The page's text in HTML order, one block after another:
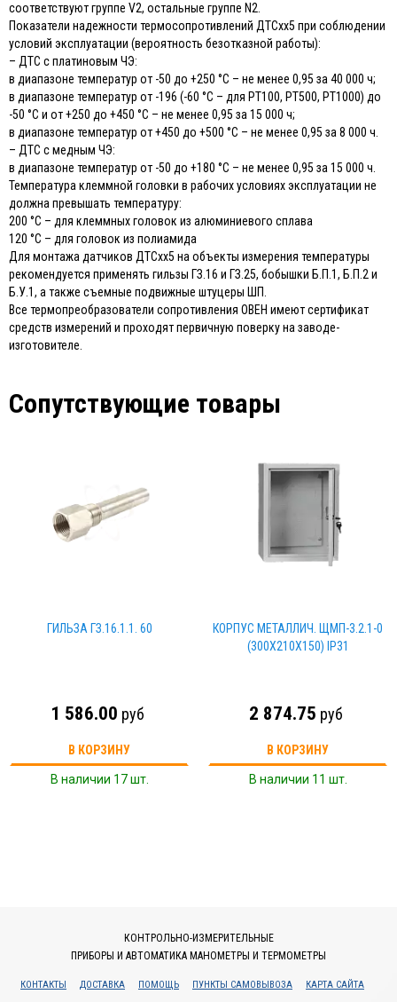
соответствуют группе V2, остальные группе N2.
Показатели надежности термосопротивлений ДТСхх5 при соблюдении
условий эксплуатации (вероятность безотказной работы):
– ДТС с платиновым ЧЭ:
в диапазоне температур от -50 до +250 °С – не менее 0,95 за 40 000 ч;
в диапазоне температур от -196 (-60 °С – для РТ100, РТ500, РТ1000) до
-50 °С и от +250 до +450 °С – не менее 0,95 за 15 000 ч;
в диапазоне температур от +450 до +500 °С – не менее 0,95 за 8 000 ч.
– ДТС с медным ЧЭ:
в диапазоне температур от -50 до +180 °С – не менее 0,95 за 15 000 ч.
Температура клеммной головки в рабочих условиях эксплуатации не
должна превышать температуру:
200 °С – для клеммных головок из алюминиевого сплава
120 °С – для головок из полиамида
Для монтажа датчиков ДТСхх5 на объекты измерения температуры
рекомендуется применять гильзы ГЗ.16 и ГЗ.25, бобышки Б.П.1, Б.П.2 и
Б.У.1, а также съемные подвижные штуцеры ШП.
Все термопреобразователи сопротивления ОВЕН имеют сертификат
средств измерений и проходят первичную поверку на заводе-
изготовителе.
Сопутствующие товары
ГИЛЬЗА ГЗ.16.1.1. 60
1 586.00 руб
В КОРЗИНУ
В наличии 17 шт.
КОРПУС МЕТАЛЛИЧ. ЩМП-3.2.1-0
(300Х210Х150) IP31
2 874.75 руб
В КОРЗИНУ
В наличии 11 шт.
КОНТРОЛЬНО-ИЗМЕРИТЕЛЬНЫЕ
ПРИБОРЫ И АВТОМАТИКА МАНОМЕТРЫ И ТЕРМОМЕТРЫ
КОНТАКТЫ ДОСТАВКА ПОМОЩЬ ПУНКТЫ САМОВЫВОЗА КАРТА САЙТА